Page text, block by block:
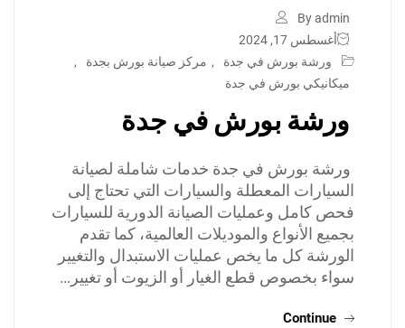
By admin
أغسطس 17, 2024
ورشة بورش في جدة
, مركز صيانة بورش بجدة
,
ميكانيكي بورش في جدة
ورشة بورش في جدة
ورشة بورش في جدة خدمات شاملة لصيانة
السيارات المعطلة والسيارات التي تحتاج إلى
فحص كامل وعمليات الصيانة الدورية للسيارات
بجميع الأنواع والموديلات العالمية، كما تقدم
الورشة كل ما يخص عمليات الاستبدال والتغيير
سواء بخصوص قطع الغيار أو الزيوت أو تغيير…
Continue